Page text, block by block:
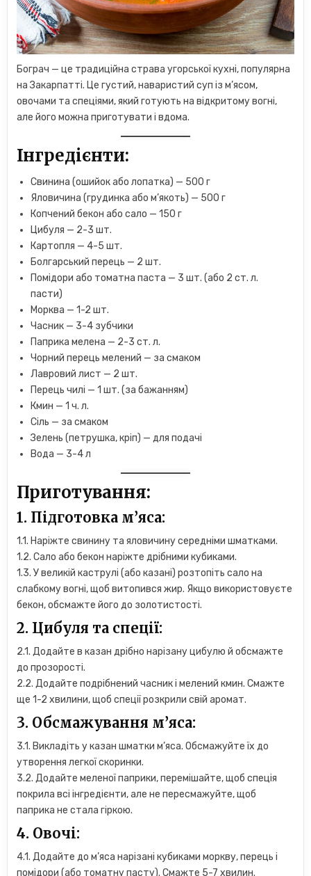
Бограч — це традиційна страва угорської кухні, популярна
на Закарпатті. Це густий, наваристий суп із м’ясом,
овочами та спеціями, який готують на відкритому вогні,
але його можна приготувати і вдома.
Інгредієнти:
Свинина (ошийок або лопатка) — 500 г
Яловичина (грудинка або м’якоть) — 500 г
Копчений бекон або сало — 150 г
Цибуля — 2-3 шт.
Картопля — 4-5 шт.
Болгарський перець — 2 шт.
Помідори або томатна паста — 3 шт. (або 2 ст. л.
пасти)
Морква — 1-2 шт.
Часник — 3-4 зубчики
Паприка мелена — 2-3 ст. л.
Чорний перець мелений — за смаком
Лавровий лист — 2 шт.
Перець чилі — 1 шт. (за бажанням)
Кмин — 1 ч. л.
Сіль — за смаком
Зелень (петрушка, кріп) — для подачі
Вода — 3-4 л
Приготування:
1. Підготовка м’яса:
1.1. Наріжте свинину та яловичину середніми шматками.
1.2. Сало або бекон наріжте дрібними кубиками.
1.3. У великій каструлі (або казані) розтопіть сало на
слабкому вогні, щоб витопився жир. Якщо використовуєте
бекон, обсмажте його до золотистості.
2. Цибуля та спеції:
2.1. Додайте в казан дрібно нарізану цибулю й обсмажте
до прозорості.
2.2. Додайте подрібнений часник і мелений кмин. Смажте
ще 1-2 хвилини, щоб спеції розкрили свій аромат.
3. Обсмажування м’яса:
3.1. Викладіть у казан шматки м’яса. Обсмажуйте їх до
утворення легкої скоринки.
3.2. Додайте меленої паприки, перемішайте, щоб спеція
покрила всі інгредієнти, але не пересмажуйте, щоб
паприка не стала гіркою.
4. Овочі:
4.1. Додайте до м’яса нарізані кубиками моркву, перець і
помідори (або томатну пасту). Смажте 5-7 хвилин.